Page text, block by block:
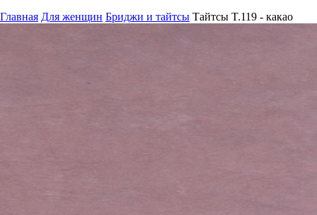
Главная Для женщин Бриджи и тайтсы Тайтсы T.119 - какао